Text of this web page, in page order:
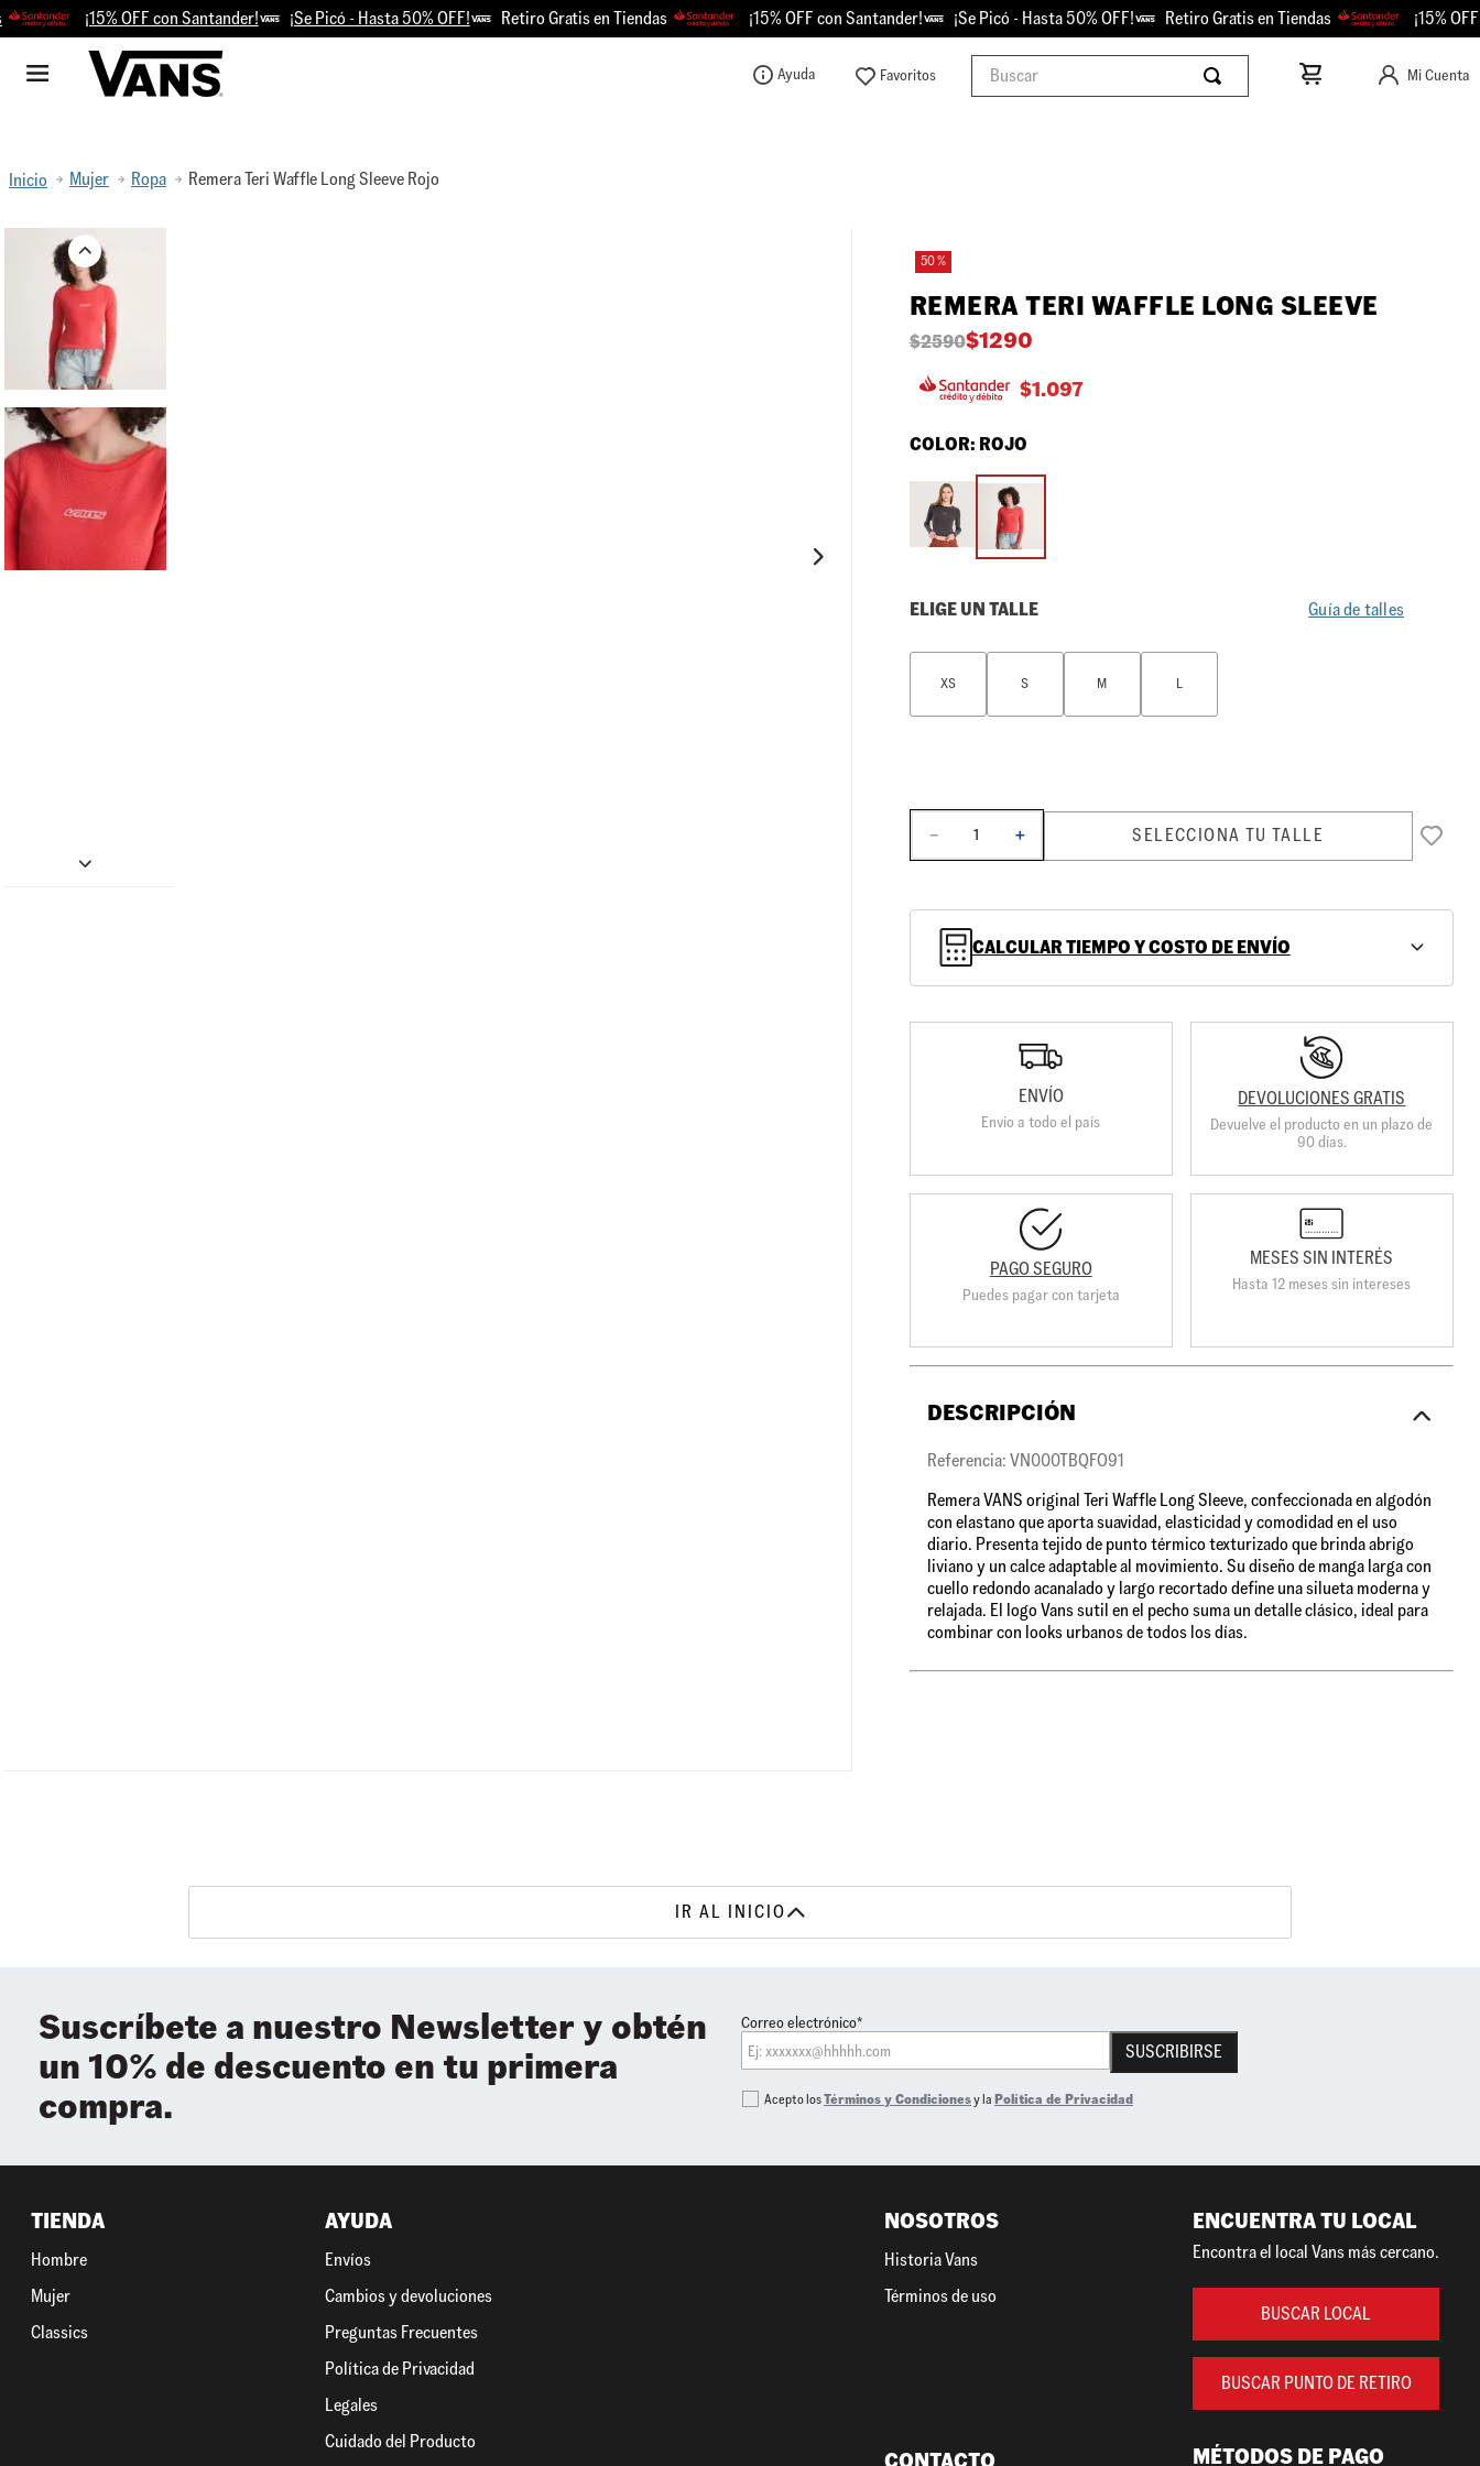
¡15% OFF con Santander! ¡Se Picó - Hasta 50% OFF! Retiro Gratis en Tiendas ¡15% OFF con Santander! ¡Se Picó - Hasta 50% OFF! Retiro Gratis en Tiendas ¡15% OFF
Ayuda Buscar
Mi Cuenta
Mujer Ropa Remera Teri Waffle Long Sleeve Rojo
50 %
REMERA TERI WAFFLE LONG SLEEVE
$1290
$2590
$1.097
COLOR: ROJO
ELIGE UN TALLE Guía de talles
L
M
S
XS
＋
－ SELECCIONA TU TALLE
CALCULAR TIEMPO Y COSTO DE ENVÍO
ENVÍO
Envio a todo el país
DEVOLUCIONES GRATIS
Devuelve el producto en un plazo de
90 días.
PAGO SEGURO
Puedes pagar con tarjeta
MESES SIN INTERÉS
Hasta 12 meses sin intereses
DESCRIPCIÓN
Referencia: VN000TBQFO91
Remera VANS original Teri Waffle Long Sleeve, confeccionada en algodón
con elastano que aporta suavidad, elasticidad y comodidad en el uso
diario. Presenta tejido de punto térmico texturizado que brinda abrigo
liviano y un calce adaptable al movimiento. Su diseño de manga larga con
cuello redondo acanalado y largo recortado define una silueta moderna y
relajada. El logo Vans sutil en el pecho suma un detalle clásico, ideal para
combinar con looks urbanos de todos los días.
IR AL INICIO
Suscríbete a nuestro Newsletter y obtén
un 10% de descuento en tu primera
compra.
Correo electrónico*
SUSCRIBIRSE
Acepto losTérminos y Condicionesy la Política de Privacidad
TIENDA
Hombre
Mujer
Classics
AYUDA
Envíos
Cambios y devoluciones
Preguntas Frecuentes
Política de Privacidad
Legales
Cuidado del Producto
NOSOTROS
Historia Vans
Términos de uso
ENCUENTRA TU LOCAL
Encontra el local Vans más cercano.
BUSCAR LOCAL
BUSCAR PUNTO DE RETIRO
MÉTODOS DE PAGO